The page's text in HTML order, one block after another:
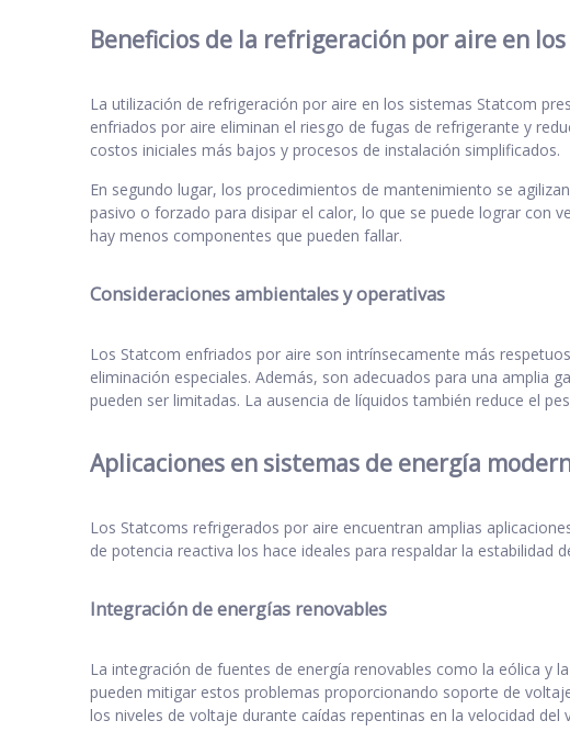
Beneficios de la refrigeración por aire en
La utilización de refrigeración por aire en los sistemas Statcom
enfriados por aire eliminan el riesgo de fugas de refrigerante y
costos iniciales más bajos y procesos de instalación simplificados.
En segundo lugar, los procedimientos de mantenimiento se
pasivo o forzado para disipar el calor, lo que se puede lograr con
hay menos componentes que pueden fallar.
Consideraciones ambientales y operativas
Los Statcom enfriados por aire son intrínsecamente más
eliminación especiales. Además, son adecuados para una amplia
pueden ser limitadas. La ausencia de líquidos también reduce el
Aplicaciones en sistemas de energía
Los Statcoms refrigerados por aire encuentran amplias
de potencia reactiva los hace ideales para respaldar la
Integración de energías renovables
La integración de fuentes de energía renovables como la eólica y
pueden mitigar estos problemas proporcionando soporte de
los niveles de voltaje durante caídas repentinas en la velocidad